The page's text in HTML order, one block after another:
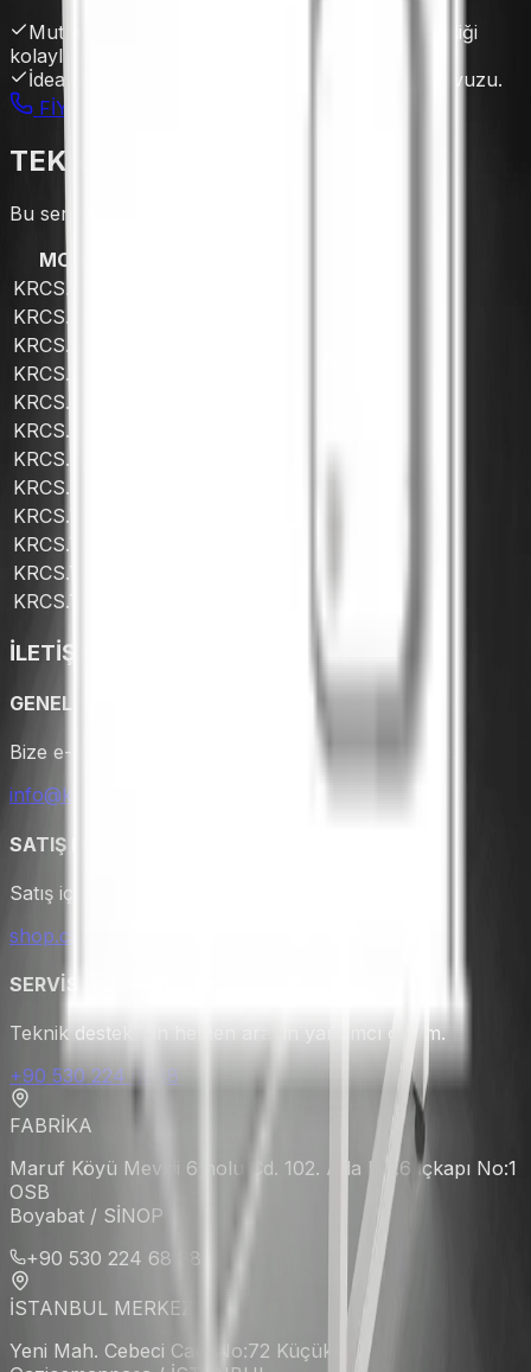
Mutfakta esnek alan kullanımı yaratan ve temizliği
kolaylaştıran açık alt tasarım.
İdeal derinliğe sahip paslanmaz çelik yıkama havuzu.
FİYAT AL / İLETİŞİM
TEKNİK VERİLER & MODELLER
Bu seriye ait tüm modellerin detaylı teknik verileri.
MODEL KODU
KRCS.TSTECT.1360
KRCS.TSTECT.1370
KRCS.TSTECT.1460
KRCS.TSTECT.1470
KRCS.TSTECT.1560
KRCS.TSTECT.1570
KRCS.TSTECT.1660
KRCS.TSTECT.1670
KRCS.TSTECT.1760
KRCS.TSTECT.1770
KRCS.TSTECT.1860
KRCS.TSTECT.1870
İLETİŞİM
GENEL SORULAR
Bize e-posta gönderin hemen geri dönüş yapalım.
info@karacasan.com
SATIŞ DESTEĞİ
Satış için e-ticaret sayfamızı ziyaret edebilirsiniz.
shop.csainox.com.tr
SERVİS DESTEĞİ
Teknik destek için hemen arayın yardımcı olalım.
+90 530 224 6888
FABRİKA
Maruf Köyü Mevkii 6 nolu Cd. 102. Ada No:6 İçkapı No:1
OSB
Boyabat / SİNOP
+90 530 224 68 88
İSTANBUL MERKEZ
Yeni Mah. Cebeci Cad. No:72 Küçükköy